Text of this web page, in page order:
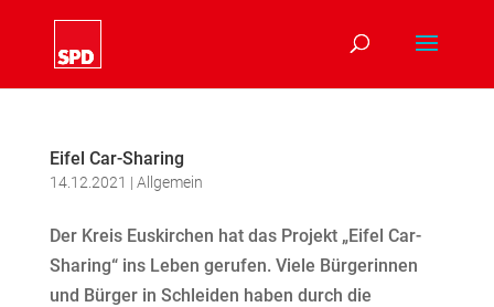
Eifel Car-Sharing
14.12.2021 | Allgemein
Der Kreis Euskirchen hat das Projekt „Eifel Car-
Sharing“ ins Leben gerufen. Viele Bürgerinnen
und Bürger in Schleiden haben durch die